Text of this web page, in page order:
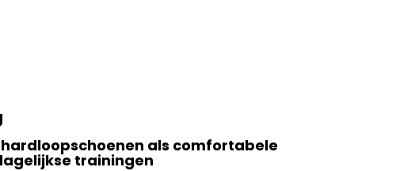
hardloopschoenen als comfortabele
trainingen